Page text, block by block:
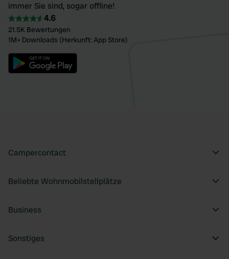
immer Sie sind, sogar offline!
4.6
21.5K Bewertungen
1M+ Downloads (Herkunft: App Store)
Campercontact
Beliebte Wohnmobilstellplätze
Business
Sonstiges